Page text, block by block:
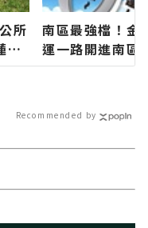
所
新
的
南區最強檔！金
運一路開進南區
針花季 消費滿
地資訊！
Recommended by